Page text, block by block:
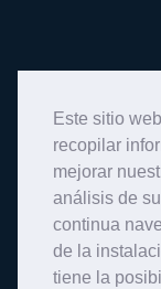
Este sitio
recopilar
mejorar
análisis de
continua
de la
tiene la